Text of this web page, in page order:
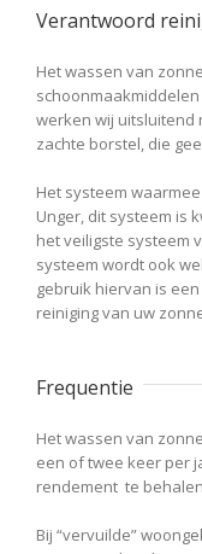
Verantwoord
Het wassen van
werken wij uitsluitend
zachte borstel, die
Het systeem
Unger, dit systeem is
het veiligste systeem
systeem wordt ook
gebruik hiervan is
reiniging van uw
Frequentie
Het wassen van
een of twee keer per
rendement te
Bij “vervuilde”